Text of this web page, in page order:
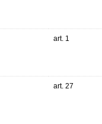
art. 1
art. 27